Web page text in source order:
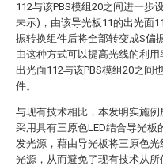
112与该PBS模组20之间进一步
未示)，由该导光板11的出光面
振转换组件后将全部转变成S偏
由这种方式可以提高光线的利
出光面112与该PBS模组20之间
件。
与现有技术相比，本发明实施
采用具有三原色LED结合导光板
发光源，藉由导光板将三原色
光源，从而避免了现有技术从